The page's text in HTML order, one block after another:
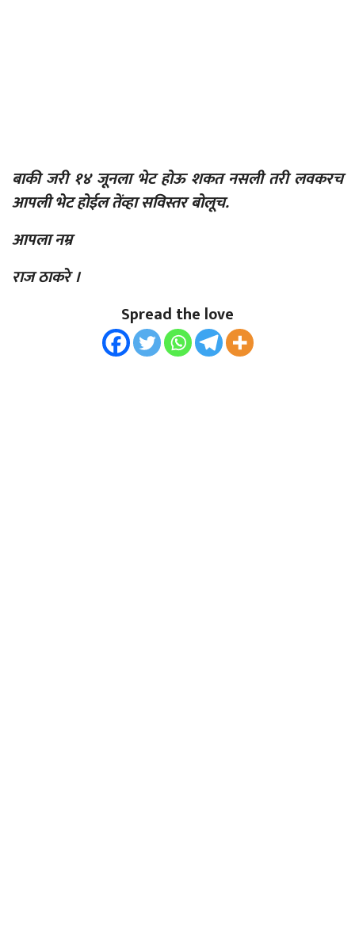
बाकी जरी १४ जूनला भेट होऊ शकत नसली तरी लवकरच
आपली भेट होईल तेंव्हा सविस्तर बोलूच.
आपला नम्र
राज ठाकरे ।
Spread the love